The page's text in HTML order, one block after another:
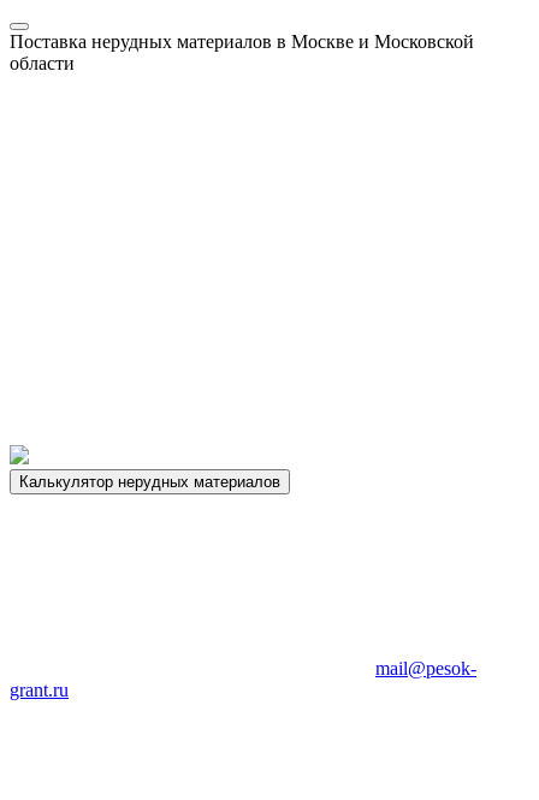
Поставка нерудных материалов в Москве и Московской
области
Калькулятор нерудных материалов
mail@pesok-
grant.ru